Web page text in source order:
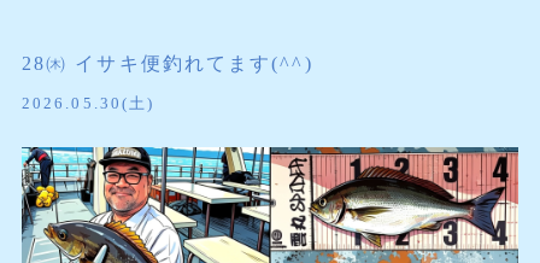
28㈭ イサキ便釣れてます(^^)
2026.05.30(土)